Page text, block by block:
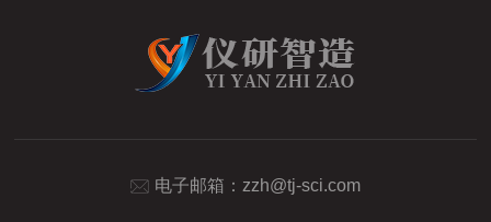
电子邮箱： zzh@tj-sci.com